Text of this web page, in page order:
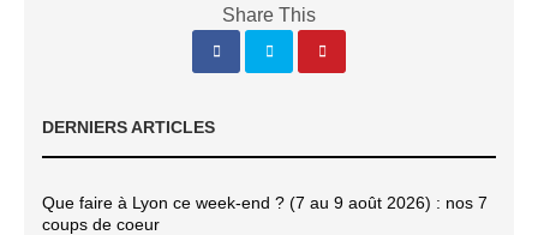
Share This
DERNIERS ARTICLES
Que faire à Lyon ce week-end ? (7 au 9 août 2026) : nos 7
coups de coeur